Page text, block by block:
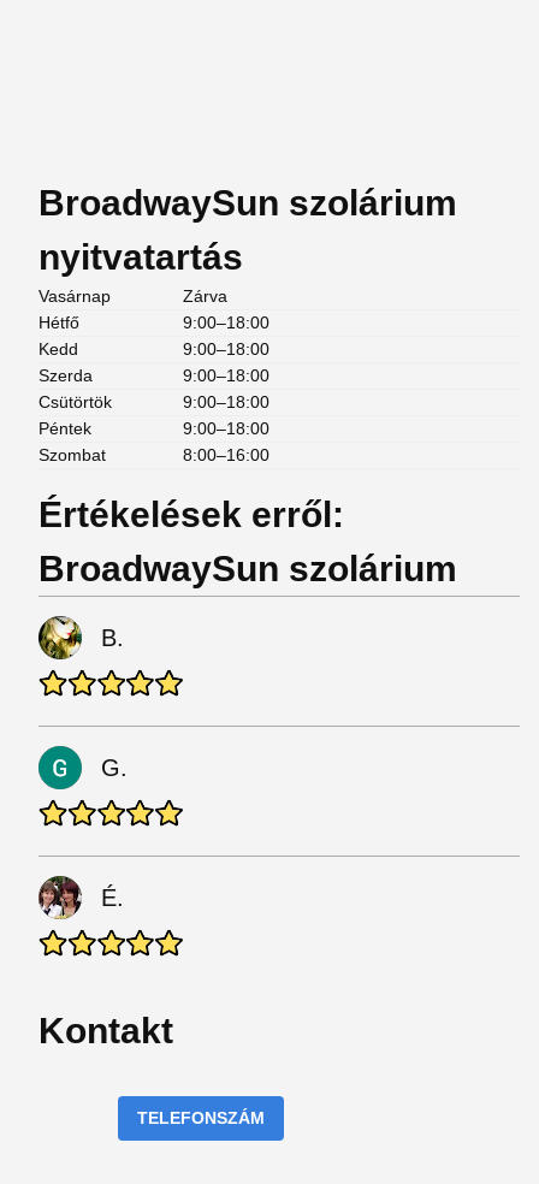
BroadwaySun szolárium
nyitvatartás
Vasárnap
Zárva
Hétfő
9:00–18:00
Kedd
9:00–18:00
Szerda
9:00–18:00
Csütörtök
9:00–18:00
Péntek
9:00–18:00
Szombat
8:00–16:00
Értékelések erről:
BroadwaySun szolárium
B.
G.
É.
Kontakt
TELEFONSZÁM